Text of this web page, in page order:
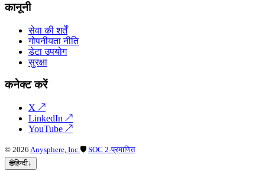
कानूनी
सेवा की शर्तें
गोपनीयता नीति
डेटा उपयोग
सुरक्षा
कनेक्ट करें
X ↗
LinkedIn ↗
YouTube ↗
© 2026 Anysphere, Inc. 🛡 SOC 2-प्रमाणित
🌐हिन्दी↓